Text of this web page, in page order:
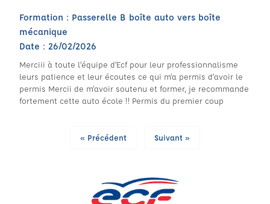
Formation : Passerelle B boîte auto vers boîte
mécanique
Date : 26/02/2026
Merciii à toute l’équipe d’Ecf pour leur professionnalisme
leurs patience et leur écoutes ce qui m’a permis d’avoir le
permis Mercii de m’avoir soutenu et former, je recommande
fortement cette auto école !! Permis du premier coup
« Précédent Suivant »